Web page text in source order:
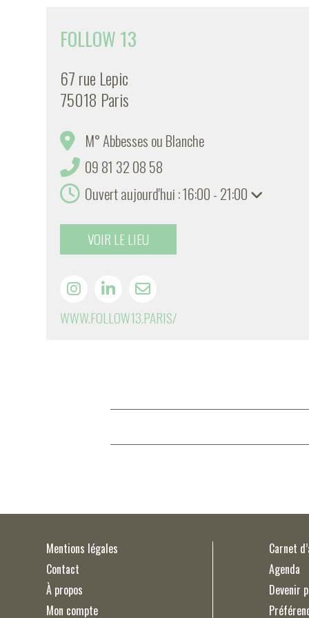
FOLLOW 13
67 rue Lepic
75018 Paris
M° Abbesses ou Blanche
09 81 32 08 58
Ouvert aujourd'hui : 16:00 - 21:00
VOIR LE LIEU
WWW.FOLLOW13.PARIS/
Mentions légales
Contact
À propos
Mon compte
Carnet
Agenda
Devenir